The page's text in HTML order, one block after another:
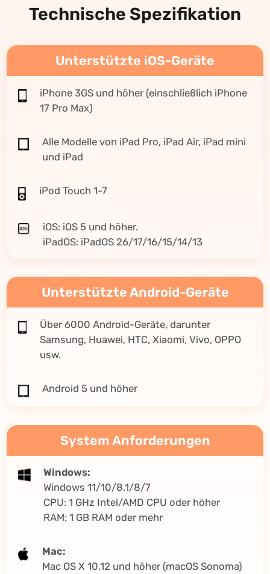
Technische Spezifikation
Unterstützte iOS-Geräte
iPhone 3GS und höher (einschließlich iPhone
17 Pro Max)
Alle Modelle von iPad Pro, iPad Air, iPad mini
und iPad
iPod Touch 1-7
iOS: iOS 5 und höher.
iPadOS: iPadOS 26/17/16/15/14/13
Unterstützte Android-Geräte
Über 6000 Android-Geräte, darunter
Samsung, Huawei, HTC, Xiaomi, Vivo, OPPO
usw.
Android 5 und höher
System Anforderungen
Windows:
Windows 11/10/8.1/8/7
CPU: 1 GHz Intel/AMD CPU oder höher
RAM: 1 GB RAM oder mehr
Mac:
Mac OS X 10.12 und höher (macOS Sonoma)